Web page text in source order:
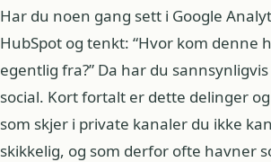
Har du noen gang sett i Google
HubSpot og tenkt: “Hvor kom denne
egentlig fra?” Da har du
social. Kort fortalt er dette delinger
som skjer i private kanaler du ikke
skikkelig, og som derfor ofte havner